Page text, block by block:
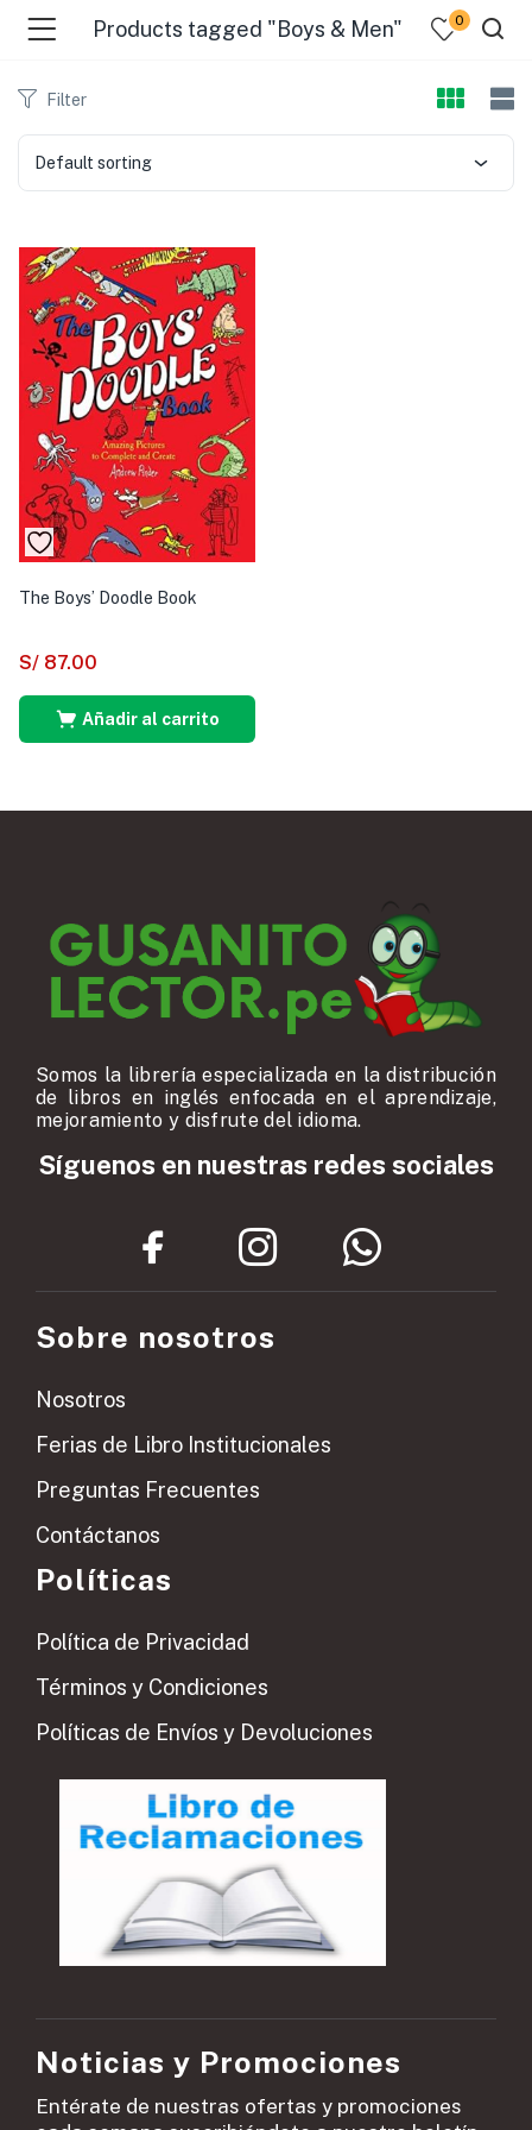
Products tagged "Boys & Men" 0
Filter
Default sorting
The Boys’ Doodle Book
S/ 87.00
Añadir al carrito
Somos la librería especializada en la distribución
de libros en inglés enfocada en el aprendizaje,
mejoramiento y disfrute del idioma.
Síguenos en nuestras redes sociales
Sobre nosotros
Nosotros
Ferias de Libro Institucionales
Preguntas Frecuentes
Contáctanos
Políticas
Política de Privacidad
Términos y Condiciones
Políticas de Envíos y Devoluciones
Noticias y Promociones
Entérate de nuestras ofertas y promociones